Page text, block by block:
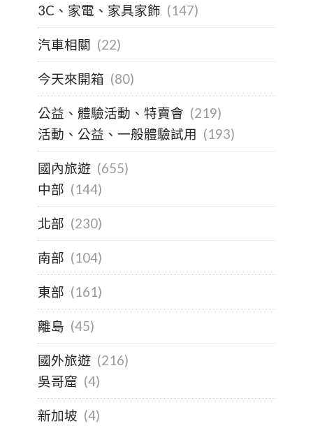
3C、家電、家具家飾 (147)
汽車相關 (22)
今天來開箱 (80)
公益、體驗活動、特賣會 (219)
活動、公益、一般體驗試用 (193)
國內旅遊 (655)
中部 (144)
北部 (230)
南部 (104)
東部 (161)
離島 (45)
國外旅遊 (216)
吳哥窟 (4)
新加坡 (4)